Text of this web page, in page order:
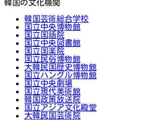
韓国の文化機関
韓国芸術総合学校
国立中央博物館
国立国語院
国立中央図書館
国立国楽院
国立民俗博物館
大韓民国歴史博物館
国立ハングル博物館
国立中央劇場
国立現代美術館
韓国政策放送院
国立アジア文化殿堂
大韓民国芸術院